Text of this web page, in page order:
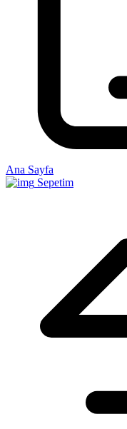
Ana Sayfa
Sepetim